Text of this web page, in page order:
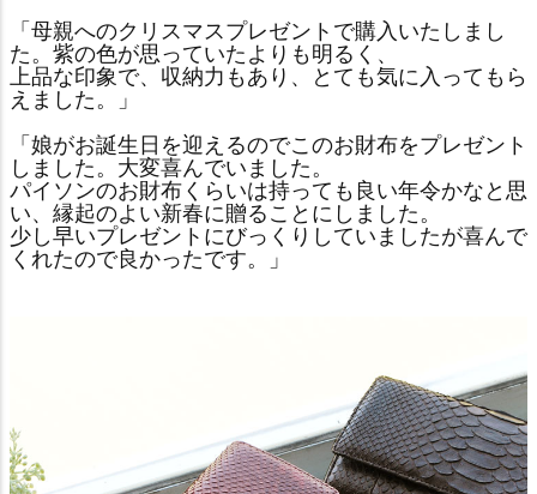
「母親へのクリスマスプレゼントで購入いたしまし
た。紫の色が思っていたよりも明るく、
上品な印象で、収納力もあり、とても気に入ってもら
えました。」
「娘がお誕生日を迎えるのでこのお財布をプレゼント
しました。大変喜んでいました。
パイソンのお財布くらいは持っても良い年令かなと思
い、縁起のよい新春に贈ることにしました。
少し早いプレゼントにびっくりしていましたが喜んで
くれたので良かったです。」